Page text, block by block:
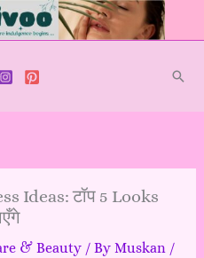
Ideas: टॉप 5 Looks
& Beauty/ By Muskan /